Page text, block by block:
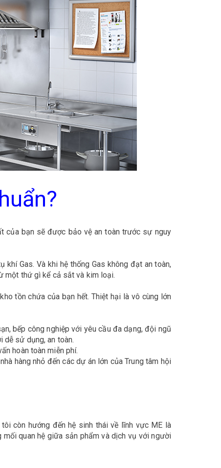
của bạn sẽ được bảo vệ an toàn trước sự nguy
Gas. Và khi hệ thống Gas không đạt an toàn,
một thứ gì kể cả sắt và kim loại.
tồn chứa của bạn hết. Thiệt hại là vô cùng lớn
bếp công nghiệp với yêu cầu đa dạng, đội ngũ
dễ sử dụng, an toàn.
hoàn toàn miễn phí.
hàng nhỏ đến các dự án lớn của Trung tâm hội
còn hướng đến hệ sinh thái về lĩnh vực ME là
quan hệ giữa sản phẩm và dịch vụ với người